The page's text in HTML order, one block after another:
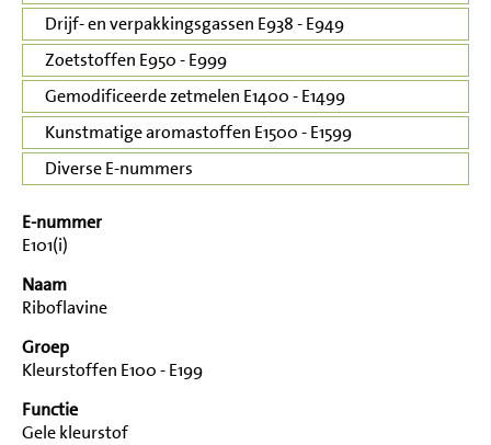
Drijf- en verpakkingsgassen E938 - E949
Zoetstoffen E950 - E999
Gemodificeerde zetmelen E1400 - E1499
Kunstmatige aromastoffen E1500 - E1599
Diverse E-nummers
E-nummer
E101(i)
Naam
Riboflavine
Groep
Kleurstoffen E100 - E199
Functie
Gele kleurstof